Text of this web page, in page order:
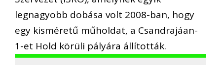
legnagyobb dobása volt 2008-ban, hogy
egy kisméretű műholdat, a Csandrajáan-
1-et Hold körüli pályára állították.